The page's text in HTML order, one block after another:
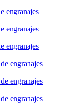
engranajes
engranajes
engranajes
engranajes
engranajes
engranajes